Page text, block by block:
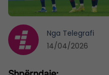
Nga Telegrafi
14/04/2026